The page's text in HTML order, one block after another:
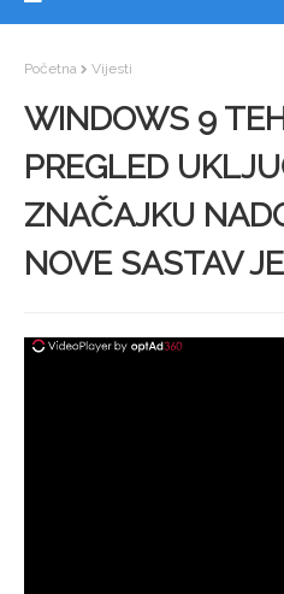
Početna Vijesti
WINDOWS 9
PREGLED
ZNAČAJKU
NOVE SASTAV